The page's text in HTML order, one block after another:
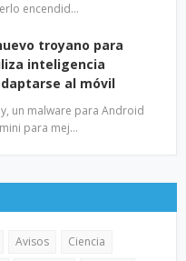
encendid…
troyano para
inteligencia
al móvil
un malware para Android
para mej…
Avisos
Ciencia